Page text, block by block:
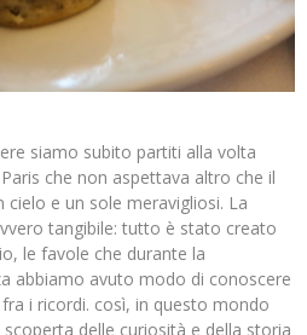
siamo subito partiti alla volta
che non aspettava altro che il
e un sole meravigliosi. La
tangibile: tutto è stato creato
le favole che durante la
abbiamo avuto modo di conoscere
i ricordi. così, in questo mondo
delle curiosità e della storia